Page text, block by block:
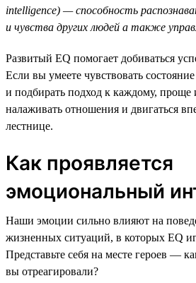
intelligence) — способность
и чувства других людей а также
Развитый EQ помогает добиваться
Если вы умеете чувствовать
и подбирать подход к каждому, проще
налаживать отношения и двигаться
лестнице.
Как проявляется
эмоциональный
Наши эмоции сильно влияют на
жизненных ситуаций, в которых EQ
Представьте себя на месте героев —
вы отреагировали?